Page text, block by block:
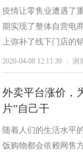
网
疫情让零售业遭遇了
期实现了整体自营电
上弥补了线下门店的
2020-04-08 12:11:39 浏
外卖平台涨价，
片”自己干
随着人们的生活水平
饭购物都会依赖网售